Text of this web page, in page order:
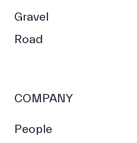
Gravel
Road
COMPANY
People